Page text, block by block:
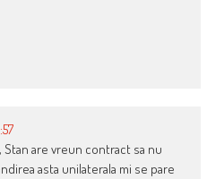
Stan are vreun contract sa nu
asta unilaterala mi se pare